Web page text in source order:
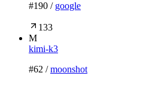
#190 / google
133
M
kimi-k3
#62 /moonshot